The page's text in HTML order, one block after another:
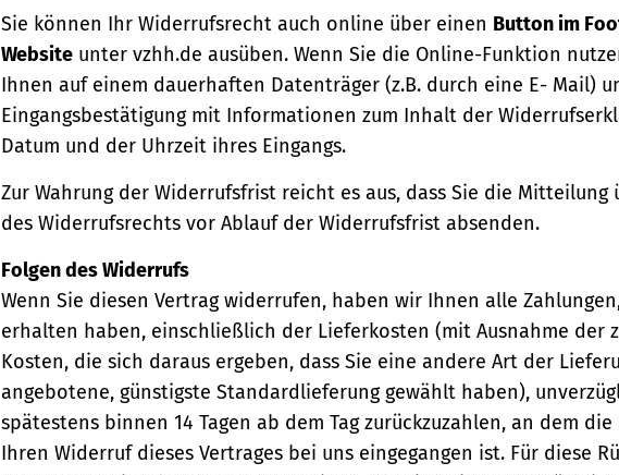
Sie können Ihr Widerrufsrecht auch online über einen Button im
Website unter vzhh.de ausüben. Wenn Sie die Online-Funktion
Ihnen auf einem dauerhaften Datenträger (z.B. durch eine E- Mail)
Eingangsbestätigung mit Informationen zum Inhalt der
Datum und der Uhrzeit ihres Eingangs.
Zur Wahrung der Widerrufsfrist reicht es aus, dass Sie die Mitteilung
des Widerrufsrechts vor Ablauf der Widerrufsfrist absenden.
Folgen des Widerrufs
Wenn Sie diesen Vertrag widerrufen, haben wir Ihnen alle
erhalten haben, einschließlich der Lieferkosten (mit Ausnahme der
Kosten, die sich daraus ergeben, dass Sie eine andere Art der
angebotene, günstigste Standardlieferung gewählt haben),
spätestens binnen 14 Tagen ab dem Tag zurückzuzahlen, an dem
Ihren Widerruf dieses Vertrages bei uns eingegangen ist. Für diese